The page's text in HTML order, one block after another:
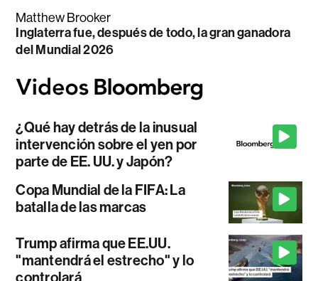
Matthew Brooker
Inglaterra fue, después de todo, la gran ganadora
del Mundial 2026
¿Qué hay detrás de la inusual
intervención sobre el yen por
parte de EE. UU. y Japón?
Copa Mundial de la FIFA: La
batalla de las marcas
Trump afirma que EE.UU.
"mantendrá el estrecho" y lo
controlará